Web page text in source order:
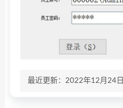
最近更新：2022年12月24日